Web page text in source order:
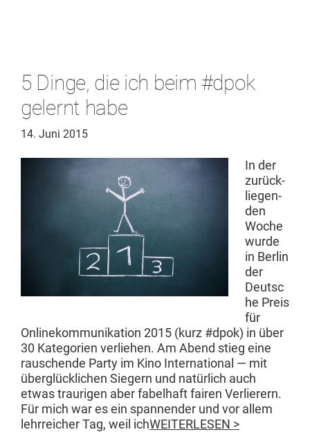
5 Dinge, die ich beim #dpok
gelernt habe
14. Juni 2015
In der
zurück­
liegen­
den
Woche
wurde
in Berlin
der
Deutsc
he Preis
für
Onlinekom­mu­nika­tion 2015 (kurz #dpok) in über
30 Kat­e­gorien ver­liehen. Am Abend stieg eine
rauschende Par­ty im Kino Inter­na­tion­al — mit
über­glück­lichen Siegern und natür­lich auch
etwas trau­ri­gen aber fabel­haft fairen Ver­lier­ern.
Für mich war es ein span­nen­der und vor allem
lehrre­ich­er Tag, weil ichWEITERLESEN >